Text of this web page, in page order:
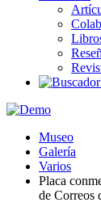
Museo
Galería
Varios
Placa
de Correos